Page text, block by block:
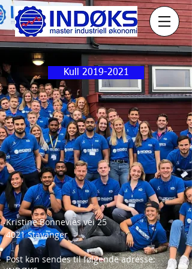
Kull 2019-2021
Kristine Bonnevies vei 25
4021 Stavanger
Post kan sendes til følgende adresse: